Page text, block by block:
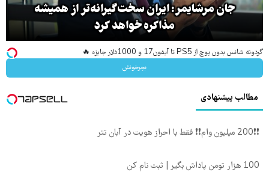
جان مرشایمر: ایران سخت‌گیرانه‌تر از همیشه
مذاکره خواهد کرد
گردونه شانس بدون پوچ از PS5 تا آیفون17 و 1000دلار جایزه 🔥
بچرخونش
مطالب پیشنهادی
❗❗200 میلیون وام❗❗ فقط با احراز هویت در آبان تتر
100 هزار تومن پاداش بگیر | ثبت نام کن